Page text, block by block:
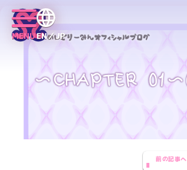
MENUEN／JP
前の記事へ